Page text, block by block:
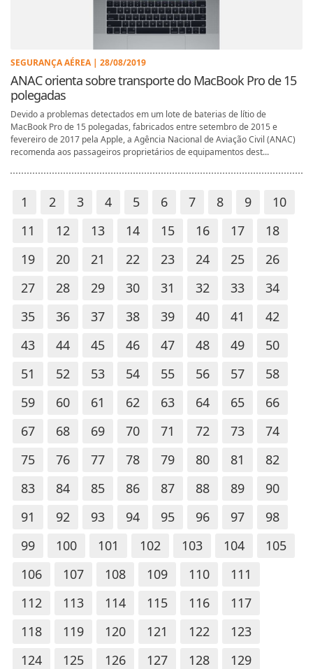
SEGURANÇA AÉREA | 28/08/2019
ANAC orienta sobre transporte do MacBook Pro de 15
polegadas
Devido a problemas detectados em um lote de baterias de lítio de
MacBook Pro de 15 polegadas, fabricados entre setembro de 2015 e
fevereiro de 2017 pela Apple, a Agência Nacional de Aviação Civil (ANAC)
recomenda aos passageiros proprietários de equipamentos dest...
1 2 3 4 5 6 7 8 9
10
11
12 13 14 15 16 17
18
19
20 21 22 23 24 25
26
27
28 29 30 31 32 33
34
35
36 37 38 39 40 41
42
43
44 45 46 47 48 49
50
51
52 53 54 55 56 57
58
59
60 61 62 63 64 65
66
67
68 69 70 71 72 73
74
75
76 77 78 79 80 81
82
83
84 85 86 87 88 89
90
91
92 93 94 95 96 97
98
99
100 101 102 103 104
105
106
107 108 109 110
111
112
113 114 115 116
117
118
119 120 121 122
123
124
125 126 127 128
129